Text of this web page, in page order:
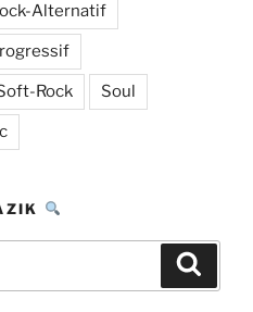
Alternatif
Rock Soul